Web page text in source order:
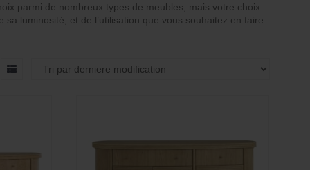
parmi de nombreux types de meubles, mais votre choix
luminosité, et de l’utilisation que vous souhaitez en faire.